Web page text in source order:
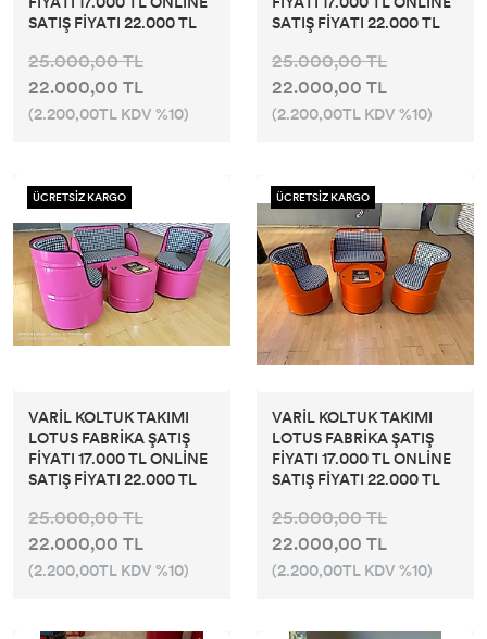
SATIŞ FİYATI 22.000 TL
25.000,00 TL
22.000,00 TL
(2.200,00TL KDV %10)
SATIŞ FİYATI 22.000 TL
25.000,00 TL
22.000,00 TL
(2.200,00TL KDV %10)
ÜCRETSİZ KARGO
VARİL KOLTUK TAKIMI
LOTUS FABRİKA ŞATIŞ
FİYATI 17.000 TL ONLİNE
SATIŞ FİYATI 22.000 TL
25.000,00 TL
22.000,00 TL
(2.200,00TL KDV %10)
ÜCRETSİZ KARGO
VARİL KOLTUK TAKIMI
LOTUS FABRİKA ŞATIŞ
FİYATI 17.000 TL ONLİNE
SATIŞ FİYATI 22.000 TL
25.000,00 TL
22.000,00 TL
(2.200,00TL KDV %10)